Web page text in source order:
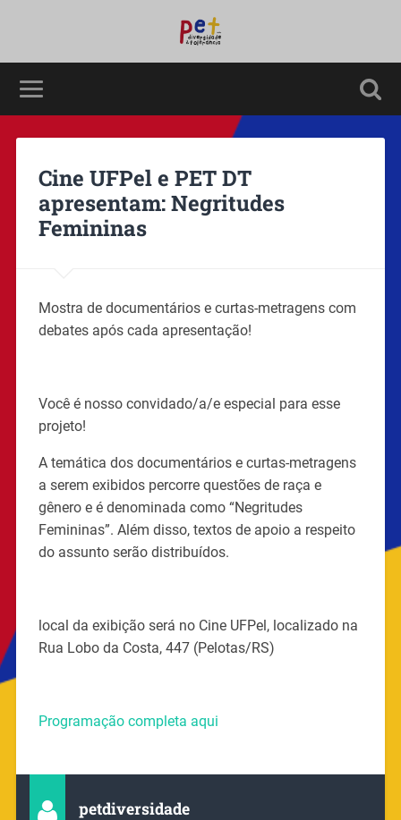
Cine UFPel e PET DT
apresentam: Negritudes
Femininas
Mostra de documentários e curtas-metragens com
debates após cada apresentação!
Você é nosso convidado/a/e especial para esse
projeto!
A temática dos documentários e curtas-metragens
a serem exibidos percorre questões de raça e
gênero e é denominada como “Negritudes
Femininas”. Além disso, textos de apoio a respeito
do assunto serão distribuídos.
local da exibição será no Cine UFPel, localizado na
Rua Lobo da Costa, 447 (Pelotas/RS)
Programação completa aqui
petdiversidade